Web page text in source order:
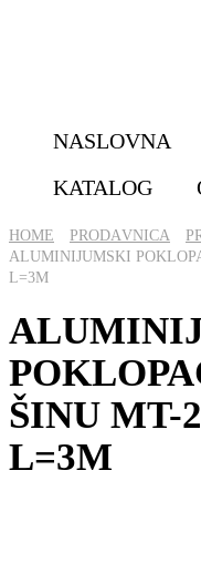
NASLOVNA
KATALOG
HOME PRОDАVNICА
ALUMINIJUMSKI
L=3M
ŠINU MT-
L=3M